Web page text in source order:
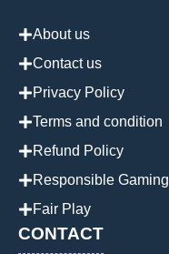
About us
Contact us
Privacy Policy
Terms and condition
Refund Policy
Responsible Gaming
Fair Play
CONTACT